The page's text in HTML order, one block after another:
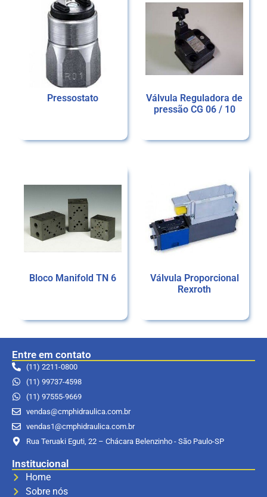
Pressostato
Válvula Reguladora de
pressão CG 06 / 10
Bloco Manifold TN 6
Válvula Proporcional
Rexroth
Entre em contato
(11) 2211-0800
(11) 99737-4598
(11) 97555-9669
vendas@cmphidraulica.com.br
vendas1@cmphidraulica.com.br
Rua Teruaki Eguti, 22 – Chácara Belenzinho - São Paulo-SP
Institucional
Home
Sobre nós